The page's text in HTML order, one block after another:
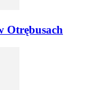
Otrębusach